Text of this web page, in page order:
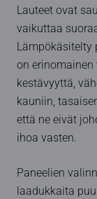
Lauteet ovat
vaikuttaa
Lämpökäsitelty
on
kestävyyttä,
kauniin,
että ne eivät
ihoa vasten.
Paneelien
laadukkaita